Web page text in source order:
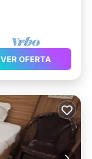
VER OFERTA